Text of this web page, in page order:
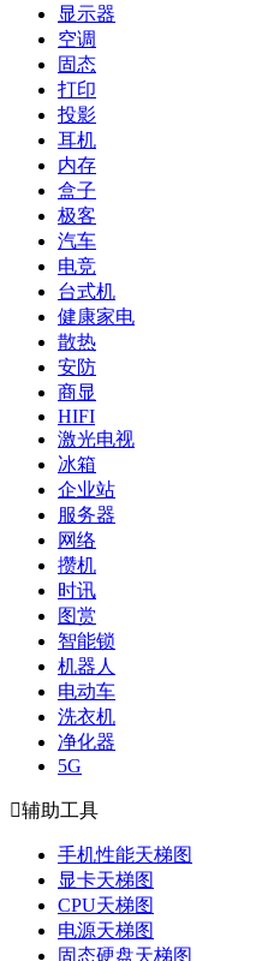
显示器
空调
固态
打印
投影
耳机
内存
盒子
极客
汽车
电竞
台式机
健康家电
散热
安防
商显
HIFI
激光电视
冰箱
企业站
服务器
网络
攒机
时讯
图赏
智能锁
机器人
电动车
洗衣机
净化器
5G
辅助工具
手机性能天梯图
显卡天梯图
CPU天梯图
电源天梯图
固态硬盘天梯图